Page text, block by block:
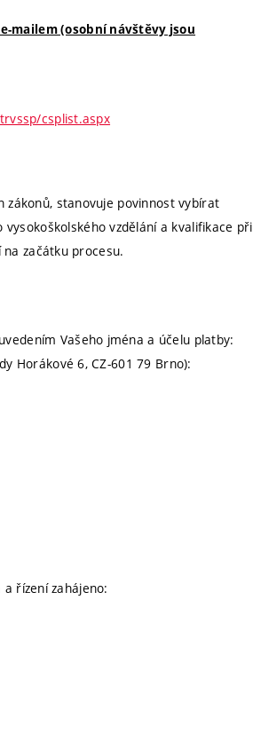
mailem (osobní návštěvy jsou
csplist.aspx
zákonů, stanovuje povinnost vybírat
vzdělání a kvalifikace při
začátku procesu.
Vašeho jména a účelu platby:
Horákové 6, CZ-601 79 Brno):
řízení zahájeno: